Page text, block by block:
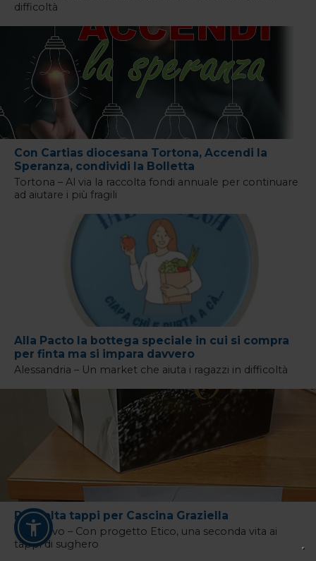
difficoltà
Con Cartias diocesana Tortona, Accendi la
Speranza, condividi la Bolletta
Tortona – Al via la raccolta fondi annuale per continuare
ad aiutare i più fragili
Alla Pacto la bottega speciale in cui si compra
per finta ma si impara davvero
Alessandria – Un market che aiuta i ragazzi in difficoltà
Raccolta tappi per Cascina Graziella
Moncalvo – Con progetto Etico, una seconda vita ai
tappi di sughero